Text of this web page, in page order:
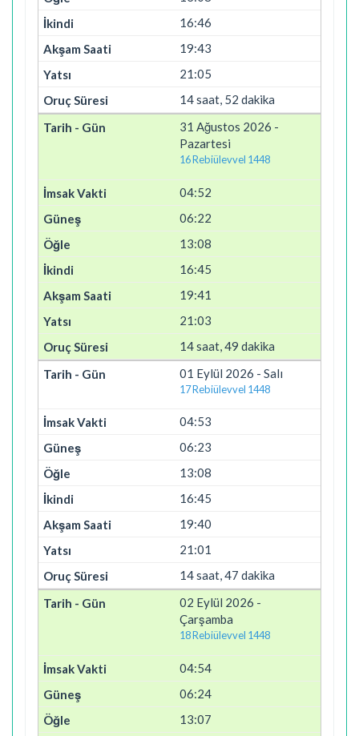
16:46
19:43
21:05
14 saat, 52 dakika
31 Ağustos 2026 -
Pazartesi
16 Rebiülevvel 1448
04:52
06:22
13:08
16:45
19:41
21:03
14 saat, 49 dakika
01 Eylül 2026 - Salı
17 Rebiülevvel 1448
04:53
06:23
13:08
16:45
19:40
21:01
14 saat, 47 dakika
02 Eylül 2026 -
Çarşamba
18 Rebiülevvel 1448
04:54
06:24
13:07